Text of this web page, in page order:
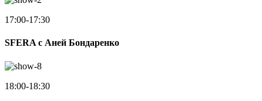
17:00-17:30
SFERA с Аней Бондаренко
18:00-18:30